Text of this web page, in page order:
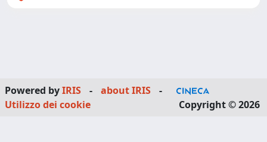
Powered byIRIS - about IRIS
-
Utilizzo dei cookie
Copyright © 2026